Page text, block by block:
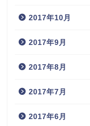
2017年10月
2017年9月
2017年8月
2017年7月
2017年6月